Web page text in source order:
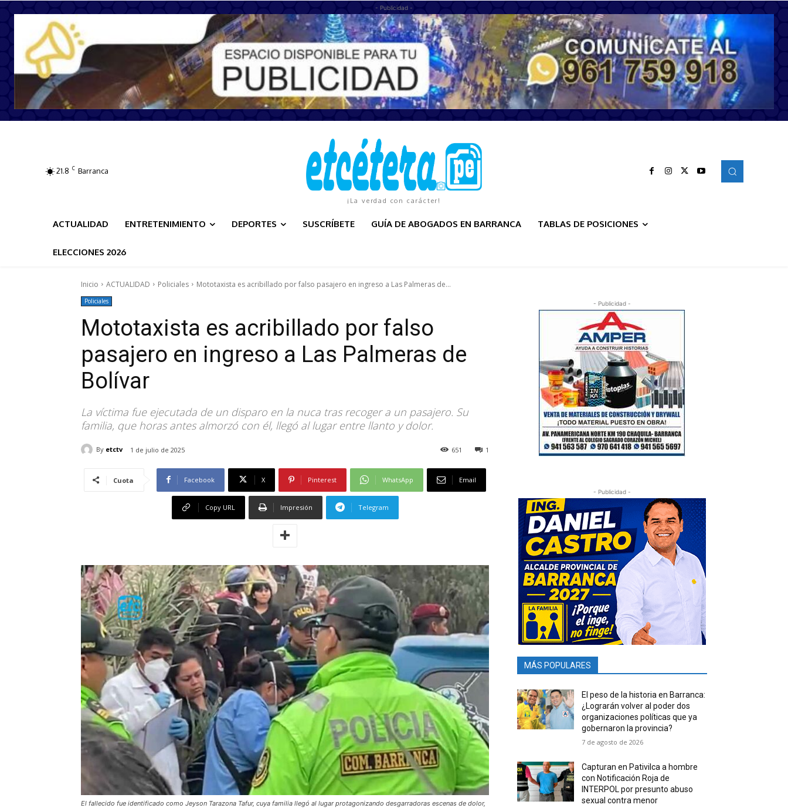
- Publicidad -
21.8 C Barranca
¡La verdad con carácter!
ACTUALIDAD ENTRETENIMIENTO DEPORTES SUSCRÍBETE GUÍA DE ABOGADOS EN BARRANCA TABLAS DE POSICIONES
ELECCIONES 2026
Inicio ACTUALIDAD Policiales Mototaxista es acribillado por falso pasajero en ingreso a Las Palmeras de...
Policiales
Mototaxista es acribillado por falso
pasajero en ingreso a Las Palmeras de
Bolívar
La víctima fue ejecutada de un disparo en la nuca tras recoger a un pasajero. Su
familia, que horas antes almorzó con él, llegó al lugar entre llanto y dolor.
By etctv 1 de julio de 2025 1
651
Cuota Facebook X Pinterest WhatsApp Email
Copy URL Impresión Telegram
El fallecido fue identificado como Jeyson Tarazona Tafur, cuya familia llegó al lugar protagonizando desgarradoras escenas de dolor,
- Publicidad -
- Publicidad -
MÁS POPULARES
El peso de la historia en Barranca:
¿Lograrán volver al poder dos
organizaciones políticas que ya
gobernaron la provincia?
7 de agosto de 2026
Capturan en Pativilca a hombre
con Notificación Roja de
INTERPOL por presunto abuso
sexual contra menor